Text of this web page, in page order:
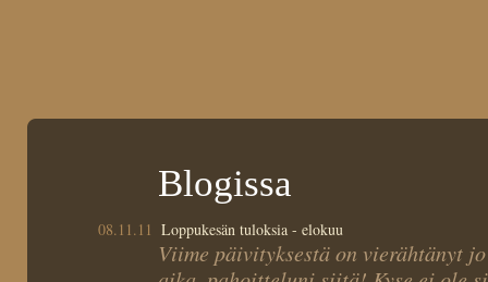
Blogissa
08.11.11 Loppukesän tuloksia - elokuu
Viime päivityksestä on vierähtänyt